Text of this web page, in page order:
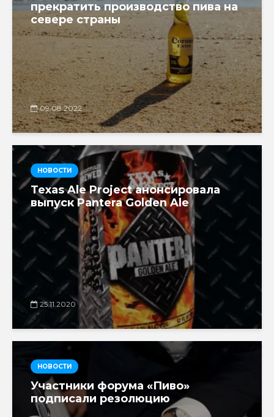
прекратить производство пива на
севере страны
09.08.2022
НОВОСТИ
Texas Ale Project анонсировала
выпуск Pantera Golden Ale
25.11.2020
НОВОСТИ
Участники форума «Пиво»
подписали резолюцию